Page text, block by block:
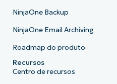
NinjaOne Backup
NinjaOne Email Archiving
Roadmap do produto
Recursos
Centro de recursos